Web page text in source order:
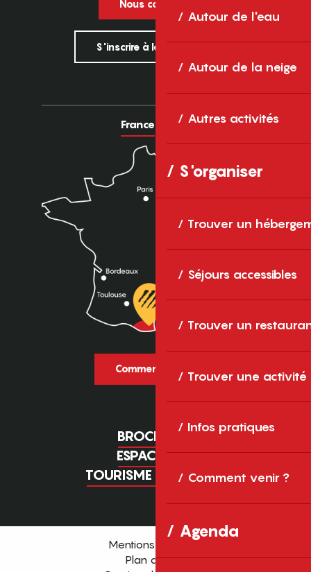
Autour de l'eau
Autour de la neige
Autres activités
S'organiser
Trouver un
Séjours accessibles
Trouver un
Trouver une activité
Infos pratiques
Comment venir ?
Agenda
Nous contacter
S'inscrire à la newsletter
France Europe
Comment venir ?
BROCHURES
ESPACE PRO
TOURISME D'AFFAIRES
Mentions légales
Plan du site